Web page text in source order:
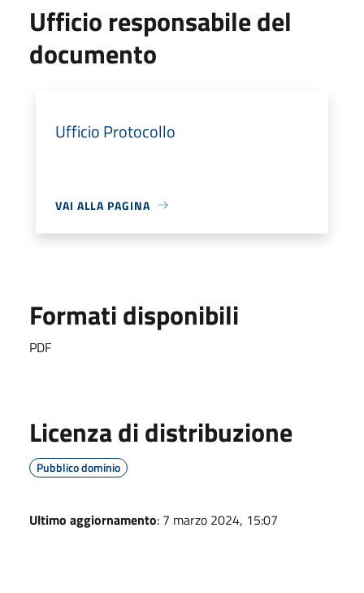
Ufficio responsabile del
documento
Ufficio Protocollo
VAI ALLA PAGINA
Formati disponibili
PDF
Licenza di distribuzione
Pubblico dominio
Ultimo aggiornamento: 7 marzo 2024, 15:07